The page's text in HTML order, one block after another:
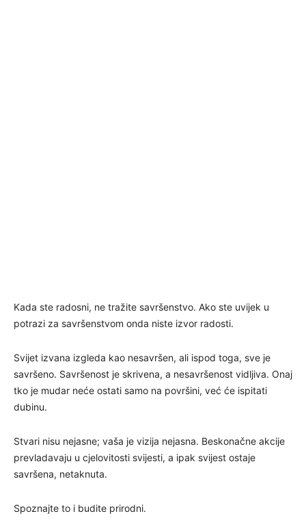
Kada ste radosni, ne tražite savršenstvo. Ako ste uvijek u
potrazi za savršenstvom onda niste izvor radosti.
Svijet izvana izgleda kao nesavršen, ali ispod toga, sve je
savršeno. Savršenost je skrivena, a nesavršenost vidljiva. Onaj
tko je mudar neće ostati samo na površini, već će ispitati
dubinu.
Stvari nisu nejasne; vaša je vizija nejasna. Beskonačne akcije
prevladavaju u cjelovitosti svijesti, a ipak svijest ostaje
savršena, netaknuta.
Spoznajte to i budite prirodni.